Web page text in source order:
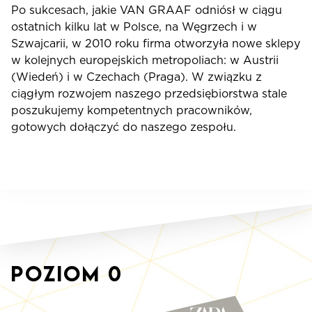
Po sukcesach, jakie VAN GRAAF odniósł w ciągu
ostatnich kilku lat w Polsce, na Węgrzech i w
Szwajcarii, w 2010 roku firma otworzyła nowe sklepy
w kolejnych europejskich metropoliach: w Austrii
(Wiedeń) i w Czechach (Praga). W związku z
ciągłym rozwojem naszego przedsiębiorstwa stale
poszukujemy kompetentnych pracowników,
gotowych dołączyć do naszego zespołu.
Poziom0